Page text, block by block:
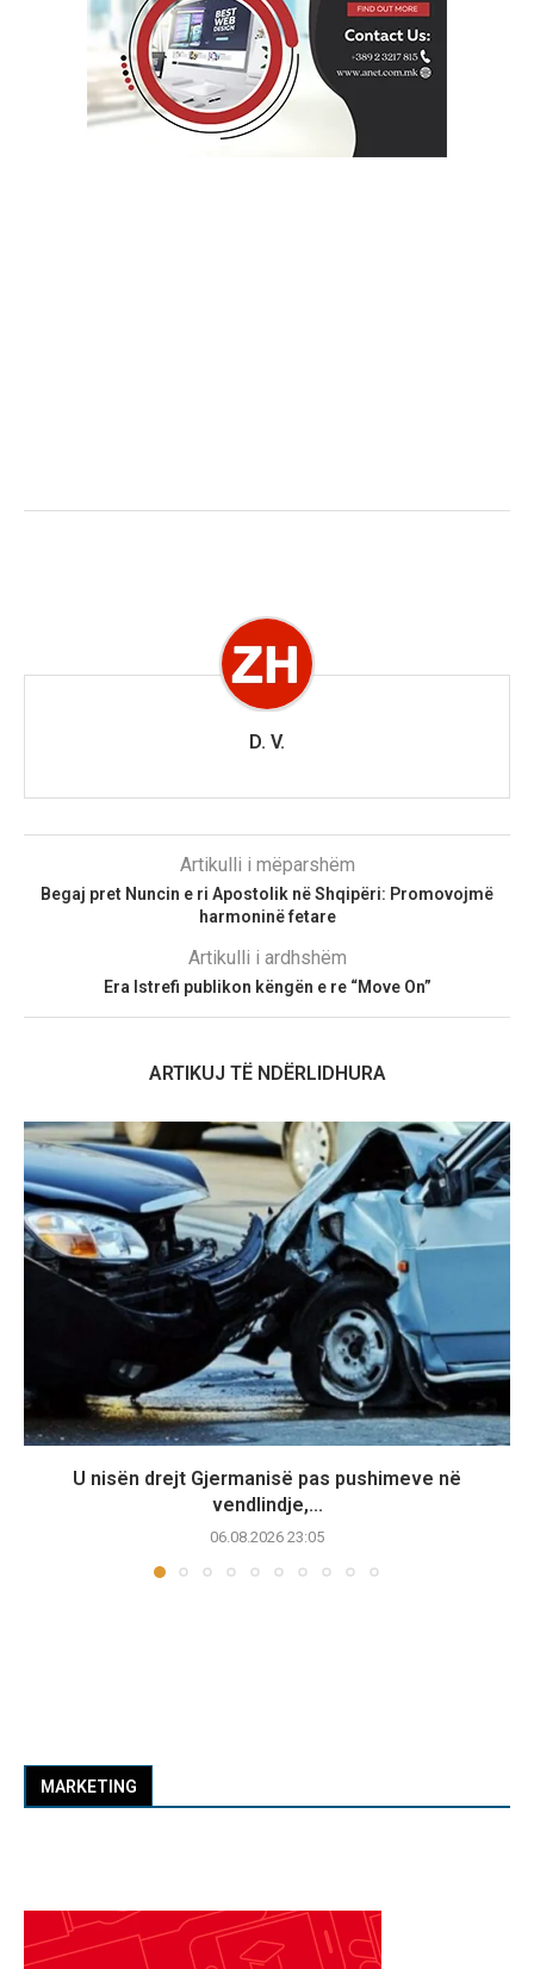
D. V.
Artikulli i mëparshëm
Begaj pret Nuncin e ri Apostolik në Shqipëri: Promovojmë
harmoninë fetare
Artikulli i ardhshëm
Era Istrefi publikon këngën e re “Move On”
ARTIKUJ TË NDËRLIDHURA
U nisën drejt Gjermanisë pas pushimeve në
vendlindje,...
06.08.2026 23:05
MARKETING